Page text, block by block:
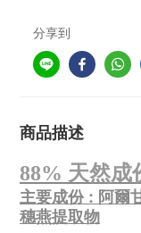
分享到
商品描述
88% 天然成
主要成份 : 阿爾
穗燕提取物